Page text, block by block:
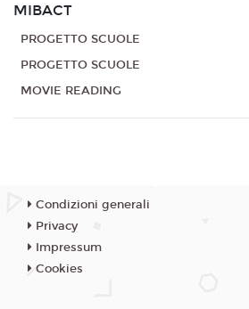
MIBACT
PROGETTO SCUOLE
PROGETTO SCUOLE
MOVIE READING
Condizioni generali
Privacy
Impressum
Cookies